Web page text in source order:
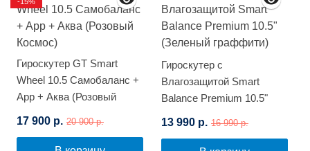
Гироскутер GT Smart
Wheel 10.5 Самобаланс +
App + Аква (Розовый
17 900 р. 20 900 р.
Гироскутер с
Влагозащитой Smart
Balance Premium 10.5"
13 990 р. 16 990 р.